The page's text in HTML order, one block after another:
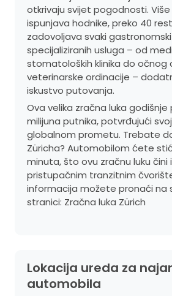
otkrivaju svijet pogodnosti.
ispunjava hodnike, preko 40
zadovoljava svaki gastronomski
specijaliziranih usluga – od
stomatoloških klinika do očnog
veterinarske ordinacije –
iskustvo putovanja.
Ova velika zračna luka godišnje
milijuna putnika, potvrđujući
globalnom prometu. Trebate
Züricha? Automobilom ćete
minuta, što ovu zračnu luku čini
pristupačnim tranzitnim
informacija možete pronaći na
stranici: Zračna luka Zürich
Lokacija ureda za
automobila